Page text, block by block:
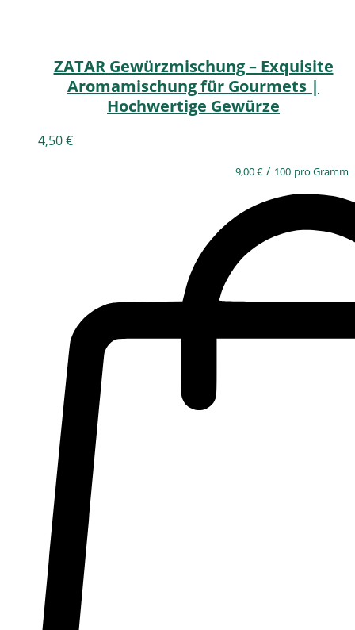
ZATAR Gewürzmischung – Exquisite
Aromamischung für Gourmets |
Hochwertige Gewürze
4,50€
9,00€ / 100 pro Gramm